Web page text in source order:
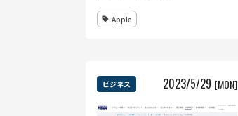
Apple
ビジネス 2023/5/29 [MON]